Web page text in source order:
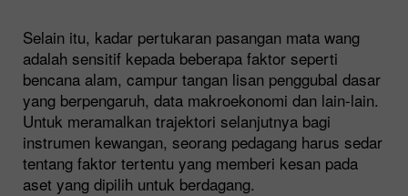
Selain itu, kadar pertukaran pasangan mata wang
adalah sensitif kepada beberapa faktor seperti
bencana alam, campur tangan lisan penggubal dasar
yang berpengaruh, data makroekonomi dan lain-lain.
Untuk meramalkan trajektori selanjutnya bagi
instrumen kewangan, seorang pedagang harus sedar
tentang faktor tertentu yang memberi kesan pada
aset yang dipilih untuk berdagang.